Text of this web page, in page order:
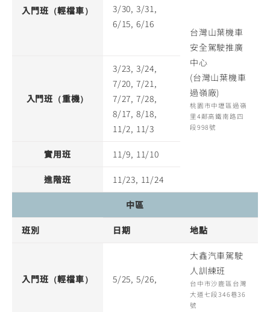
入門班（輕檔車）
3/30, 3/31,
6/15, 6/16
台灣山葉機車
安全駕駛推廣
中心
(台灣山葉機車
過嶺廠)
桃園市中壢區過嶺
里4鄰高鐵南路四
段998號
入門班（重機）
3/23, 3/24,
7/20, 7/21,
7/27, 7/28,
8/17, 8/18,
11/2, 11/3
實用班 11/9, 11/10
進階班 11/23, 11/24
中區
班別 日期 地點
入門班（輕檔車） 5/25, 5/26,
大鑫汽車駕駛
人訓練班
台中市沙鹿區台灣
大道七段346巷36
號